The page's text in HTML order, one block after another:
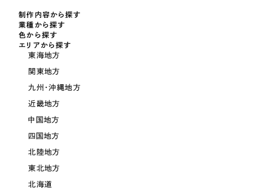
制作内容から探す
業種から探す
色から探す
エリアから探す
東海地方
関東地方
九州・沖縄地方
近畿地方
中国地方
四国地方
北陸地方
東北地方
北海道